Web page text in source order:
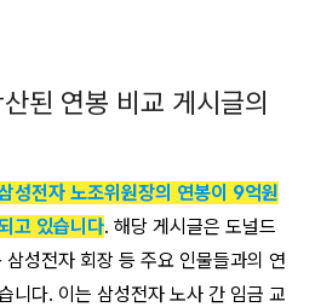
된 연봉 비교 게시글의
성전자 노조위원장의 연봉이 9억원
고 있습니다. 해당 게시글은 도널드
성전자 회장 등 주요 인물들과의 연
니다. 이는 삼성전자 노사 간 임금 교